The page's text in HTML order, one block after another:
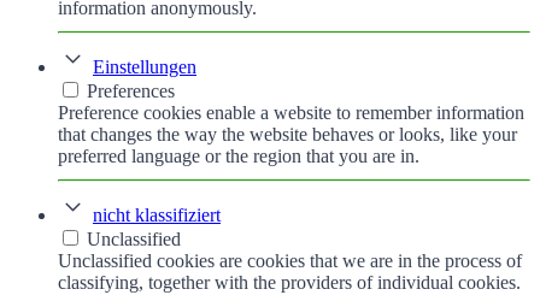
information anonymously.
Einstellungen
Preferences
Preference cookies enable a website to remember information
that changes the way the website behaves or looks, like your
preferred language or the region that you are in.
nicht klassifiziert
Unclassified
Unclassified cookies are cookies that we are in the process of
classifying, together with the providers of individual cookies.